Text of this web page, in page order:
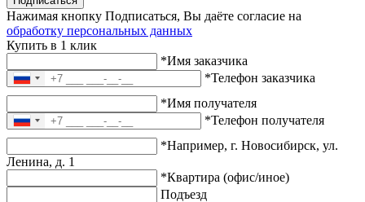
Нажимая кнопку Подписаться, Вы даёте согласие на
обработку персональных данных
Купить в 1 клик
*Имя заказчика
*Телефон заказчика
*Имя получателя
*Телефон получателя
*Например, г. Новосибирск, ул.
Ленина, д. 1
*Квартира (офис/иное)
Подъезд